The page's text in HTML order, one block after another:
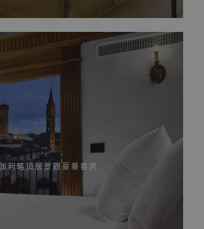
利略頂層景觀豪華套房